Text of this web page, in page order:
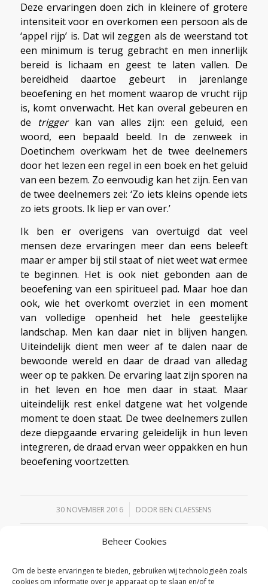
Beheer Cookies
Om de beste ervaringen te bieden, gebruiken wij technologieën zoals
cookies om informatie over je apparaat op te slaan en/of te
Deze ervaringen doen zich in kleinere of grotere
intensiteit voor en overkomen een persoon als de
‘appel rijp’ is. Dat wil zeggen als de weerstand tot
een minimum is terug gebracht en men innerlijk
bereid is lichaam en geest te laten vallen. De
bereidheid daartoe gebeurt in jarenlange
beoefening en het moment waarop de vrucht rijp
is, komt onverwacht. Het kan overal gebeuren en
de
trigger kan van alles zijn: een geluid, een
woord, een bepaald beeld. In de zenweek in
Doetinchem overkwam het de twee deelnemers
door het lezen een regel in een boek en het geluid
van een bezem. Zo eenvoudig kan het zijn. Een van
de twee deelnemers zei: ‘Zo iets kleins opende iets
zo iets groots. Ik liep er van over.’
Ik ben er overigens van overtuigd dat veel
mensen deze ervaringen meer dan eens beleeft
maar er amper bij stil staat of niet weet wat ermee
te beginnen. Het is ook niet gebonden aan de
beoefening van een spiritueel pad. Maar hoe dan
ook, wie het overkomt overziet in een moment
van volledige openheid het hele geestelijke
landschap. Men kan daar niet in blijven hangen.
Uiteindelijk dient men weer af te dalen naar de
bewoonde wereld en daar de draad van alledag
weer op te pakken. De ervaring laat zijn sporen na
in het leven en hoe men daar in staat. Maar
uiteindelijk rest enkel datgene wat het volgende
moment te doen staat. De twee deelnemers zullen
deze diepgaande ervaring geleidelijk in hun leven
integreren, de draad ervan weer oppakken en hun
beoefening voortzetten.
30 NOVEMBER 2016
/ DOOR BEN CLAESSENS